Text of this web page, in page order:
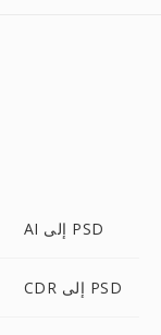
AI إلى PSD
CDR إلى PSD